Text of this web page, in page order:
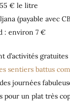
€ le litre
(payable avec
: environ 7 €
d’activités
sentiers battus
journées
pour un plat très